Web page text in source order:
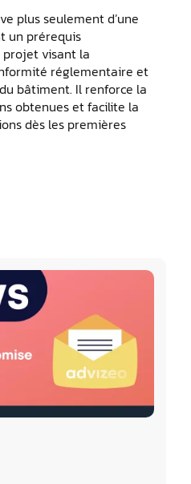
plus seulement d’une
un prérequis
visant la
réglementaire et
bâtiment. Il renforce la
obtenues et facilite la
dès les premières